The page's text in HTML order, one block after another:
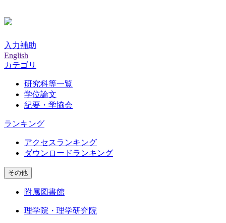
入力補助
English
カテゴリ
研究科等一覧
学位論文
紀要・学協会
ランキング
アクセスランキング
ダウンロードランキング
その他
附属図書館
理学院・理学研究院